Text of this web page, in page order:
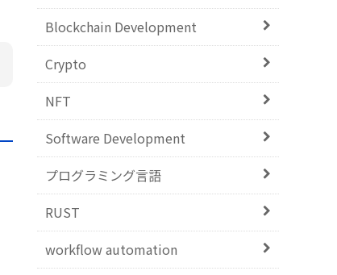
Blockchain Development
Crypto
NFT
Software Development
プログラミング言語
RUST
workflow automation